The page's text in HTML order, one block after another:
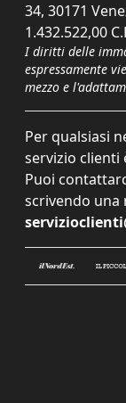
34, 30171
1.432.522,00
I diritti delle
espressamente
mezzo e
Per qualsiasi
servizio clienti
Puoi
scrivendo una